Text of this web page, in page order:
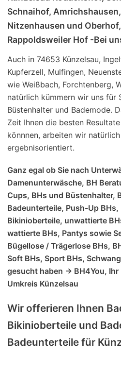
Schnaihof,
Nitzenhausen und
Rappoldsweiler Hof -Bei
Auch in 74653 Künzelsau,
Kupferzell, Mulfingen,
wie Weißbach, Forchtenberg,
natürlich kümmern wir uns für
Büstenhalter und Bademode.
Zeit Ihnen die besten
könnnen, arbeiten wir
ergebnisorientiert.
Ganz egal ob Sie nach
Damenunterwäsche, BH
Cups, BHs und Büstenhalter,
Badeunterteile, Push-Up BHs,
Bikinioberteile, unwattierte
wattierte BHs, Pantys sowie
Bügellose / Trägerlose BHs,
Soft BHs, Sport BHs,
gesucht haben -> BH4You,
Umkreis Künzelsau
Wir offerieren Ihnen
Bikinioberteile und
Badeunterteile für